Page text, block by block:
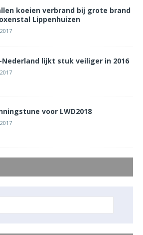
koeien verbrand bij grote brand
Lippenhuizen
Nederland lijkt stuk veiliger in 2016
voor LWD2018